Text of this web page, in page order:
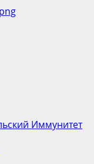
Иммунитет